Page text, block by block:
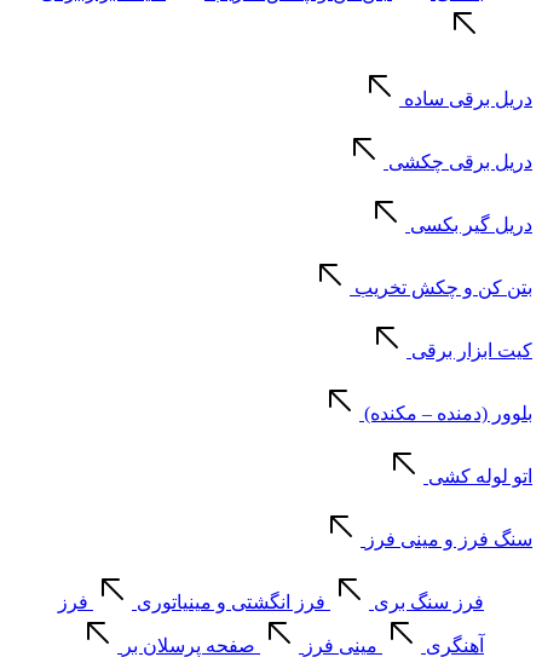
دریل برقی ساده
دریل برقی چکشی
دریل گیر بکسی
بتن کن و چکش تخریب
کیت ابزار برقی
بلوور (دمنده – مکنده)
اتو لوله کشی
سنگ فرز و مینی فرز
فرز سنگ بری فرز انگشتی و مینیاتوری فرز
آهنگری مینی فرز صفحه پرسلان بر